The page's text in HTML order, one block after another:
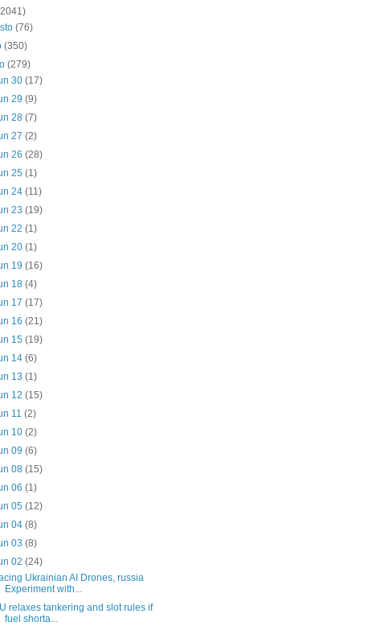
(76)
(350)
(279)
30 (17)
29 (9)
28 (7)
27 (2)
26 (28)
25 (1)
24 (11)
23 (19)
22 (1)
20 (1)
19 (16)
18 (4)
17 (17)
16 (21)
15 (19)
14 (6)
13 (1)
12 (15)
11 (2)
10 (2)
09 (6)
08 (15)
06 (1)
05 (12)
04 (8)
03 (8)
02 (24)
Ukrainian AI Drones, russia
Experiment with...
relaxes tankering and slot rules if
fuel shorta...